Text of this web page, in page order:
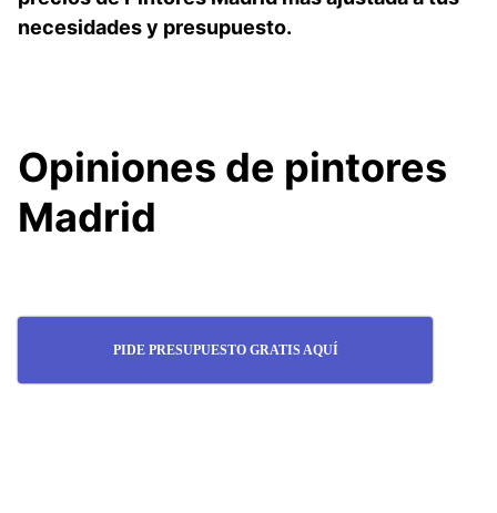
necesidades y presupuesto.
Opiniones de pintores
Madrid
PIDE PRESUPUESTO GRATIS AQUÍ